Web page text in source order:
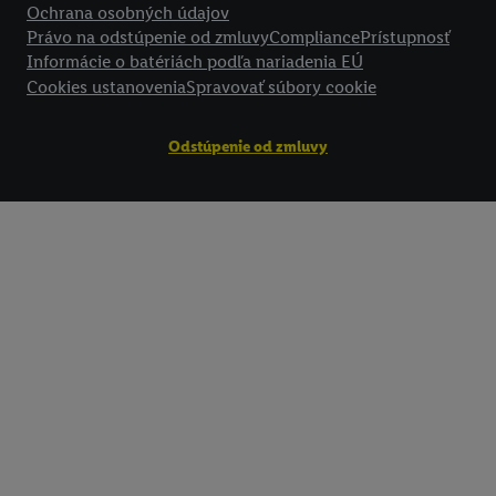
Ochrana osobných údajov
Právo na odstúpenie od zmluvyCompliancePrístupnosť
Informácie o batériách podľa nariadenia EÚ
Cookies ustanoveniaSpravovať súbory cookie
Odstúpenie od zmluvy